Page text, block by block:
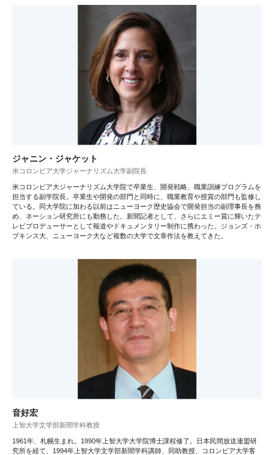
ジャニン・ジャケット
米コロンビア大学ジャーナリズム大学副院長
米コロンビア大ジャーナリズム大学院で卒業生、開発戦略、職業訓練プログラムを
担当する副学院長。卒業生や開発の部門と同時に、職業教育や授賞の部門も監修し
ている。同大学院に加わる以前はニューヨーク歴史協会で開発担当の副理事長を務
め、ネーション研究所にも勤務した。新聞記者として、さらにエミー賞に輝いたテ
レビプロデューサーとして報道やドキュメンタリー制作に携わった。ジョンズ・ホ
プキンス大、ニューヨーク大など複数の大学で文章作法を教えてきた。
音好宏
上智大学文学部新聞学科教授
1961年、札幌生まれ。1990年上智大学大学院博士課程修了。日本民間放送連盟研
究所を経て、1994年上智大学文学部新聞学科講師、同助教授、コロンビア大学客